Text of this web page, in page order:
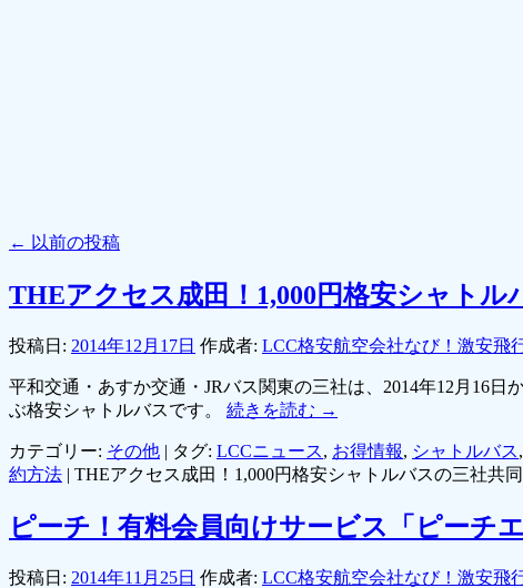
← 以前の投稿
THEアクセス成田！1,000円格安シャト
投稿日: 2014年12月17日 作成者: LCC格安航空会社なび！激安飛
平和交通・あすか交通・JRバス関東の三社は、2014年12月16
ぶ格安シャトルバスです。 続きを読む →
カテゴリー: その他 | タグ: LCCニュース, お得情報, シャトルバス,
約方法 | THEアクセス成田！1,000円格安シャトルバスの三社共
ピーチ！有料会員向けサービス「ピーチ
投稿日: 2014年11月25日 作成者: LCC格安航空会社なび！激安飛